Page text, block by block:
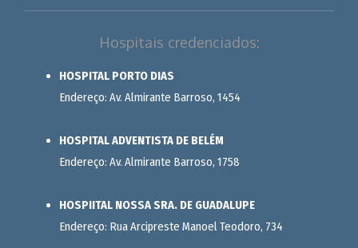
Hospitais credenciados:
HOSPITAL PORTO DIAS
Endereço: Av. Almirante Barroso, 1454
HOSPITAL ADVENTISTA DE BELÉM
Endereço: Av. Almirante Barroso, 1758
HOSPIITAL NOSSA SRA. DE GUADALUPE
Endereço: Rua Arcipreste Manoel Teodoro, 734